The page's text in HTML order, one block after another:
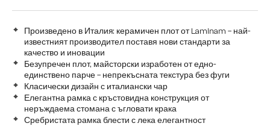
Произведено в Италия: керамичен плот от Laminam – най-
известният производител поставя нови стандарти за
качество и иновации
Безупречен плот, майсторски изработен от едно-
единствено парче – непрекъсната текстура без фуги
Класически дизайн с италиански чар
Елегантна рамка с кръстовидна конструкция от
неръждаема стомана с ъгловати крака
Сребристата рамка блести с лека елегантност